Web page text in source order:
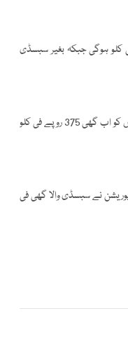
کی نئی قیمت 375 روپے فی کلو ہوگی جبکہ بغیر سبسڈی
بے نظیر انکم سپورٹ پروگرام کے رجسٹرڈ خاندانوں کو اب گھی 375 روپے فی کلو
نے سبسڈی والا گھی فی